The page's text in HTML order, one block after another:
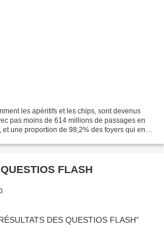
les apéritifs et les chips, sont devenus
pas moins de 614 millions de passages en
une proportion de 98,2% des foyers qui en
FLASH